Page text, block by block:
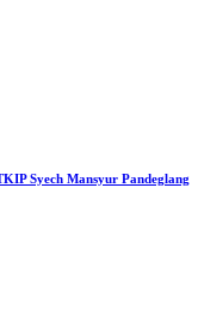
Syech Mansyur Pandeglang